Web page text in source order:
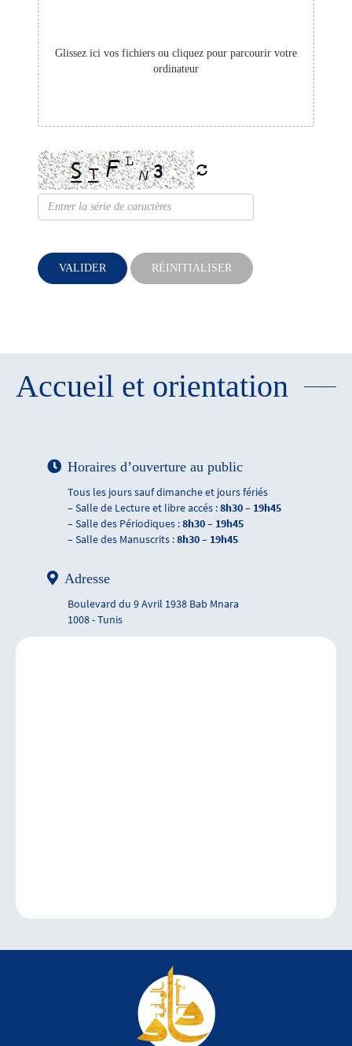
Glissez ici vos fichiers ou cliquez pour parcourir votre
ordinateur
VALIDER RÉINITIALISER
Accueil et orientation
Horaires d’ouverture au public
Tous les jours sauf dimanche et jours fériés
– Salle de Lecture et libre accés :8h30 – 19h45
– Salle des Périodiques :8h30 – 19h45
– Salle des Manuscrits :8h30 – 19h45
Adresse
Boulevard du 9 Avril 1938 Bab Mnara
1008 - Tunis